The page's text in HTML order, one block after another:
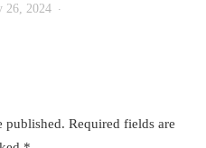
26, 2024
published. Required fields are